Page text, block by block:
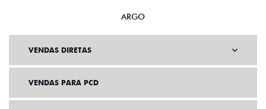
ARGO
VENDAS DIRETAS
VENDAS PARA PCD